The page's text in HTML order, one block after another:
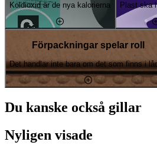
Koldioxid är de nya kalorierna Plast ska
Förpackningar spelar roll
Det handlar inte bara om det som finns i
Du kanske också gillar
Nyligen visade